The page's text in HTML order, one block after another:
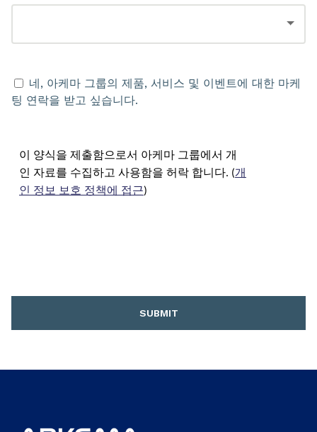
네, 아케마 그룹의 제품, 서비스 및 이벤트에 대한 마케
팅 연락을 받고 싶습니다.
이 양식을 제출함으로서 아케마 그룹에서 개
인 자료를 수집하고 사용함을 허락 합니다. (개
인 정보 보호 정책에 접근)
SUBMIT